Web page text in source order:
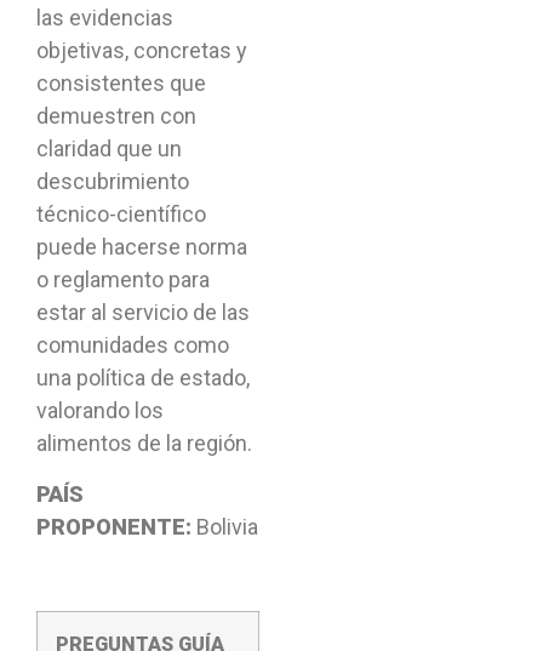
las evidencias
objetivas, concretas y
consistentes que
demuestren con
claridad que un
descubrimiento
técnico-científico
puede hacerse norma
o reglamento para
estar al servicio de las
comunidades como
una política de estado,
valorando los
alimentos de la región.
PAÍS
PROPONENTE: Bolivia
PREGUNTAS GUÍA